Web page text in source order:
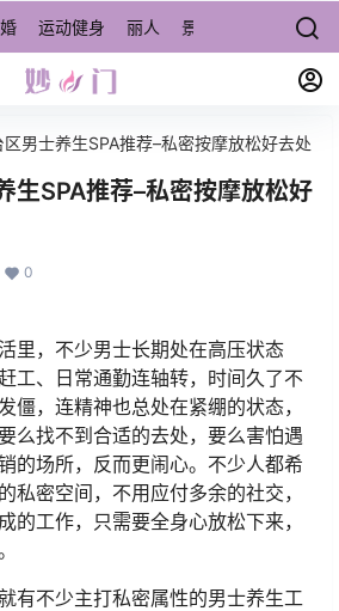
运动健身 丽人 景点/周边游 宠物
区男士养生SPA推荐–私密按摩放松好去处
生SPA推荐–私密按摩放松好
0
里，不少男士长期处在高压状态
工、日常通勤连轴转，时间久了不
僵，连精神也总处在紧绷的状态，
么找不到合适的去处，要么害怕遇
的场所，反而更闹心。不少人都希
私密空间，不用应付多余的社交，
的工作，只需要全身心放松下来，
有不少主打私密属性的男士养生工